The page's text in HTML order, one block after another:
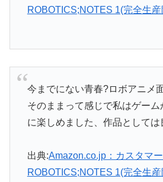
ROBOTICS;NOTES 1(完全生
今までにない青春?ロボアニメ
そのままって感じで私はゲー
に楽しめました、作品としては
出典:Amazon.co.jp：カスタマ
ROBOTICS;NOTES 1(完全生産